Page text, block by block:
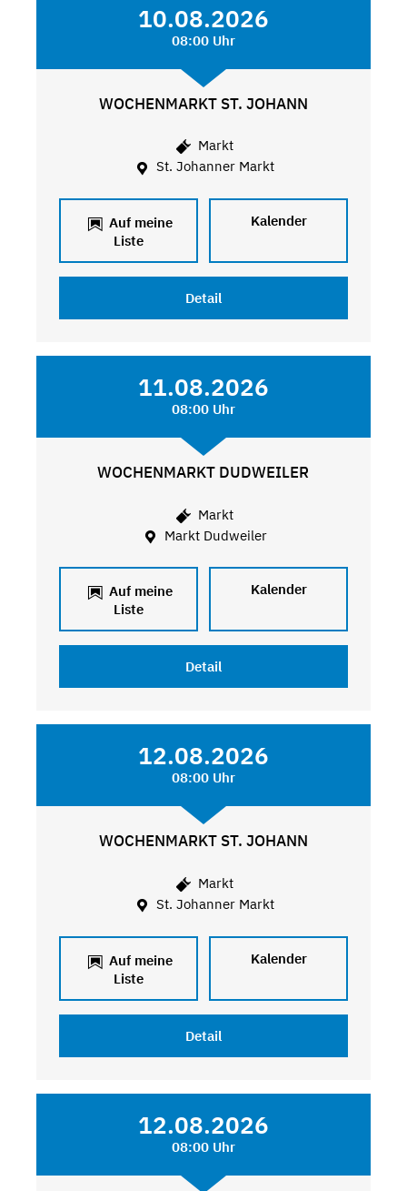
10.08.2026
08:00 Uhr
WOCHENMARKT ST. JOHANN
Markt
St. Johanner Markt
Auf meine
Liste
Kalender
Detail
11.08.2026
08:00 Uhr
WOCHENMARKT DUDWEILER
Markt
Markt Dudweiler
Auf meine
Liste
Kalender
Detail
12.08.2026
08:00 Uhr
WOCHENMARKT ST. JOHANN
Markt
St. Johanner Markt
Auf meine
Liste
Kalender
Detail
12.08.2026
08:00 Uhr